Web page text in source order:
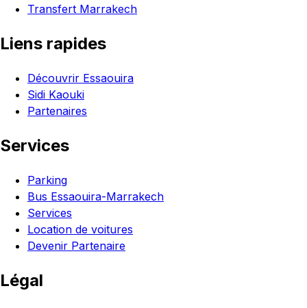
Transfert Marrakech
Liens rapides
Découvrir Essaouira
Sidi Kaouki
Partenaires
Services
Parking
Bus Essaouira-Marrakech
Services
Location de voitures
Devenir Partenaire
Légal